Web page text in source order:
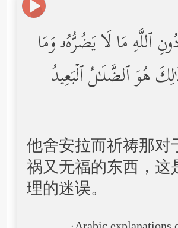
ٱللَّهِ مَا لَا یَضُرُّهُۥ وَمَا
ٰ⁠لِكَ هُوَ ٱلضَّلَـٰلُ ٱلۡبَعِیدُ
他舍安拉而祈祷那对
祸又无福的东西，这
理的迷误。